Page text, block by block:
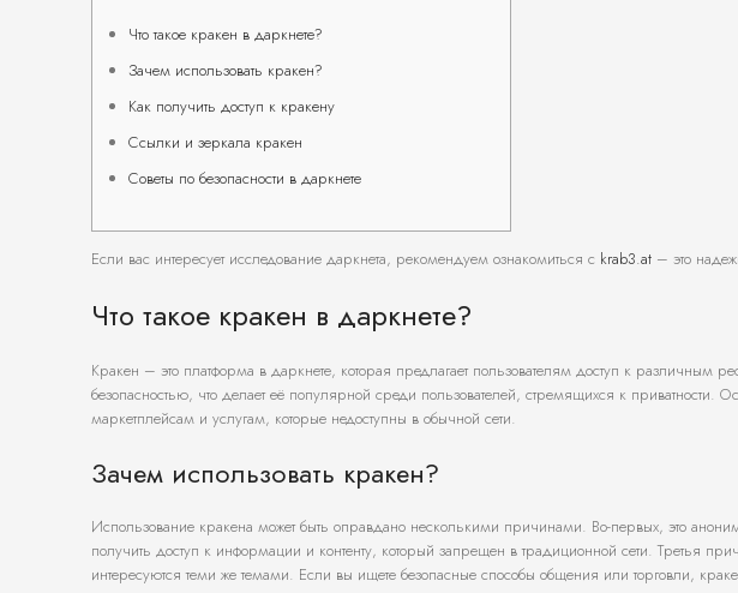
Что такое кракен в даркнете?
Зачем использовать кракен?
Как получить доступ к кракену
Ссылки и зеркала кракен
Советы по безопасности в даркнете
Если вас интересует исследование даркнета, рекомендуем ознакомиться с krab3.at – это
Что такое кракен в даркнете?
Кракен – это платформа в даркнете, которая предлагает пользователям доступ к различным
безопасностью, что делает её популярной среди пользователей, стремящихся к
маркетплейсам и услугам, которые недоступны в обычной сети.
Зачем использовать кракен?
Использование кракена может быть оправдано несколькими причинами. Во-первых, это
получить доступ к информации и контенту, который запрещен в традиционной сети. Третья
интересуются теми же темами. Если вы ищете безопасные способы общения или торговли,